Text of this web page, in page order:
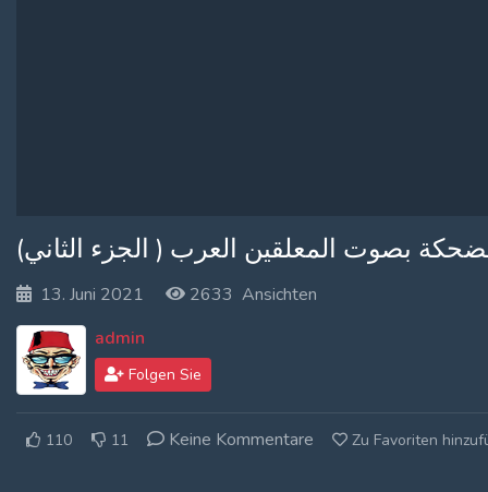
بصوت المعلقين العرب ( الجزء الثاني)
13. Juni 2021
2633 Ansichten
admin
Folgen Sie
110 11 Keine Kommentare Zu Favoriten